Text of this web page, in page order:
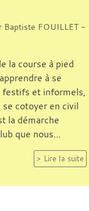
Baptiste FOUILLET -
la course à pied
à se
festifs et informels,
cotoyer en civil
la démarche
que nous...
Lire la suite